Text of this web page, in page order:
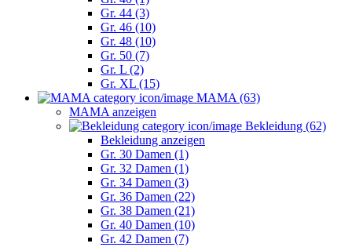
Gr. 44 (3)
Gr. 46 (10)
Gr. 48 (10)
Gr. 50 (7)
Gr. L (2)
Gr. XL (15)
MAMA (63)
MAMA anzeigen
Bekleidung (62)
Bekleidung anzeigen
Gr. 30 Damen (1)
Gr. 32 Damen (1)
Gr. 34 Damen (3)
Gr. 36 Damen (22)
Gr. 38 Damen (21)
Gr. 40 Damen (10)
Gr. 42 Damen (7)